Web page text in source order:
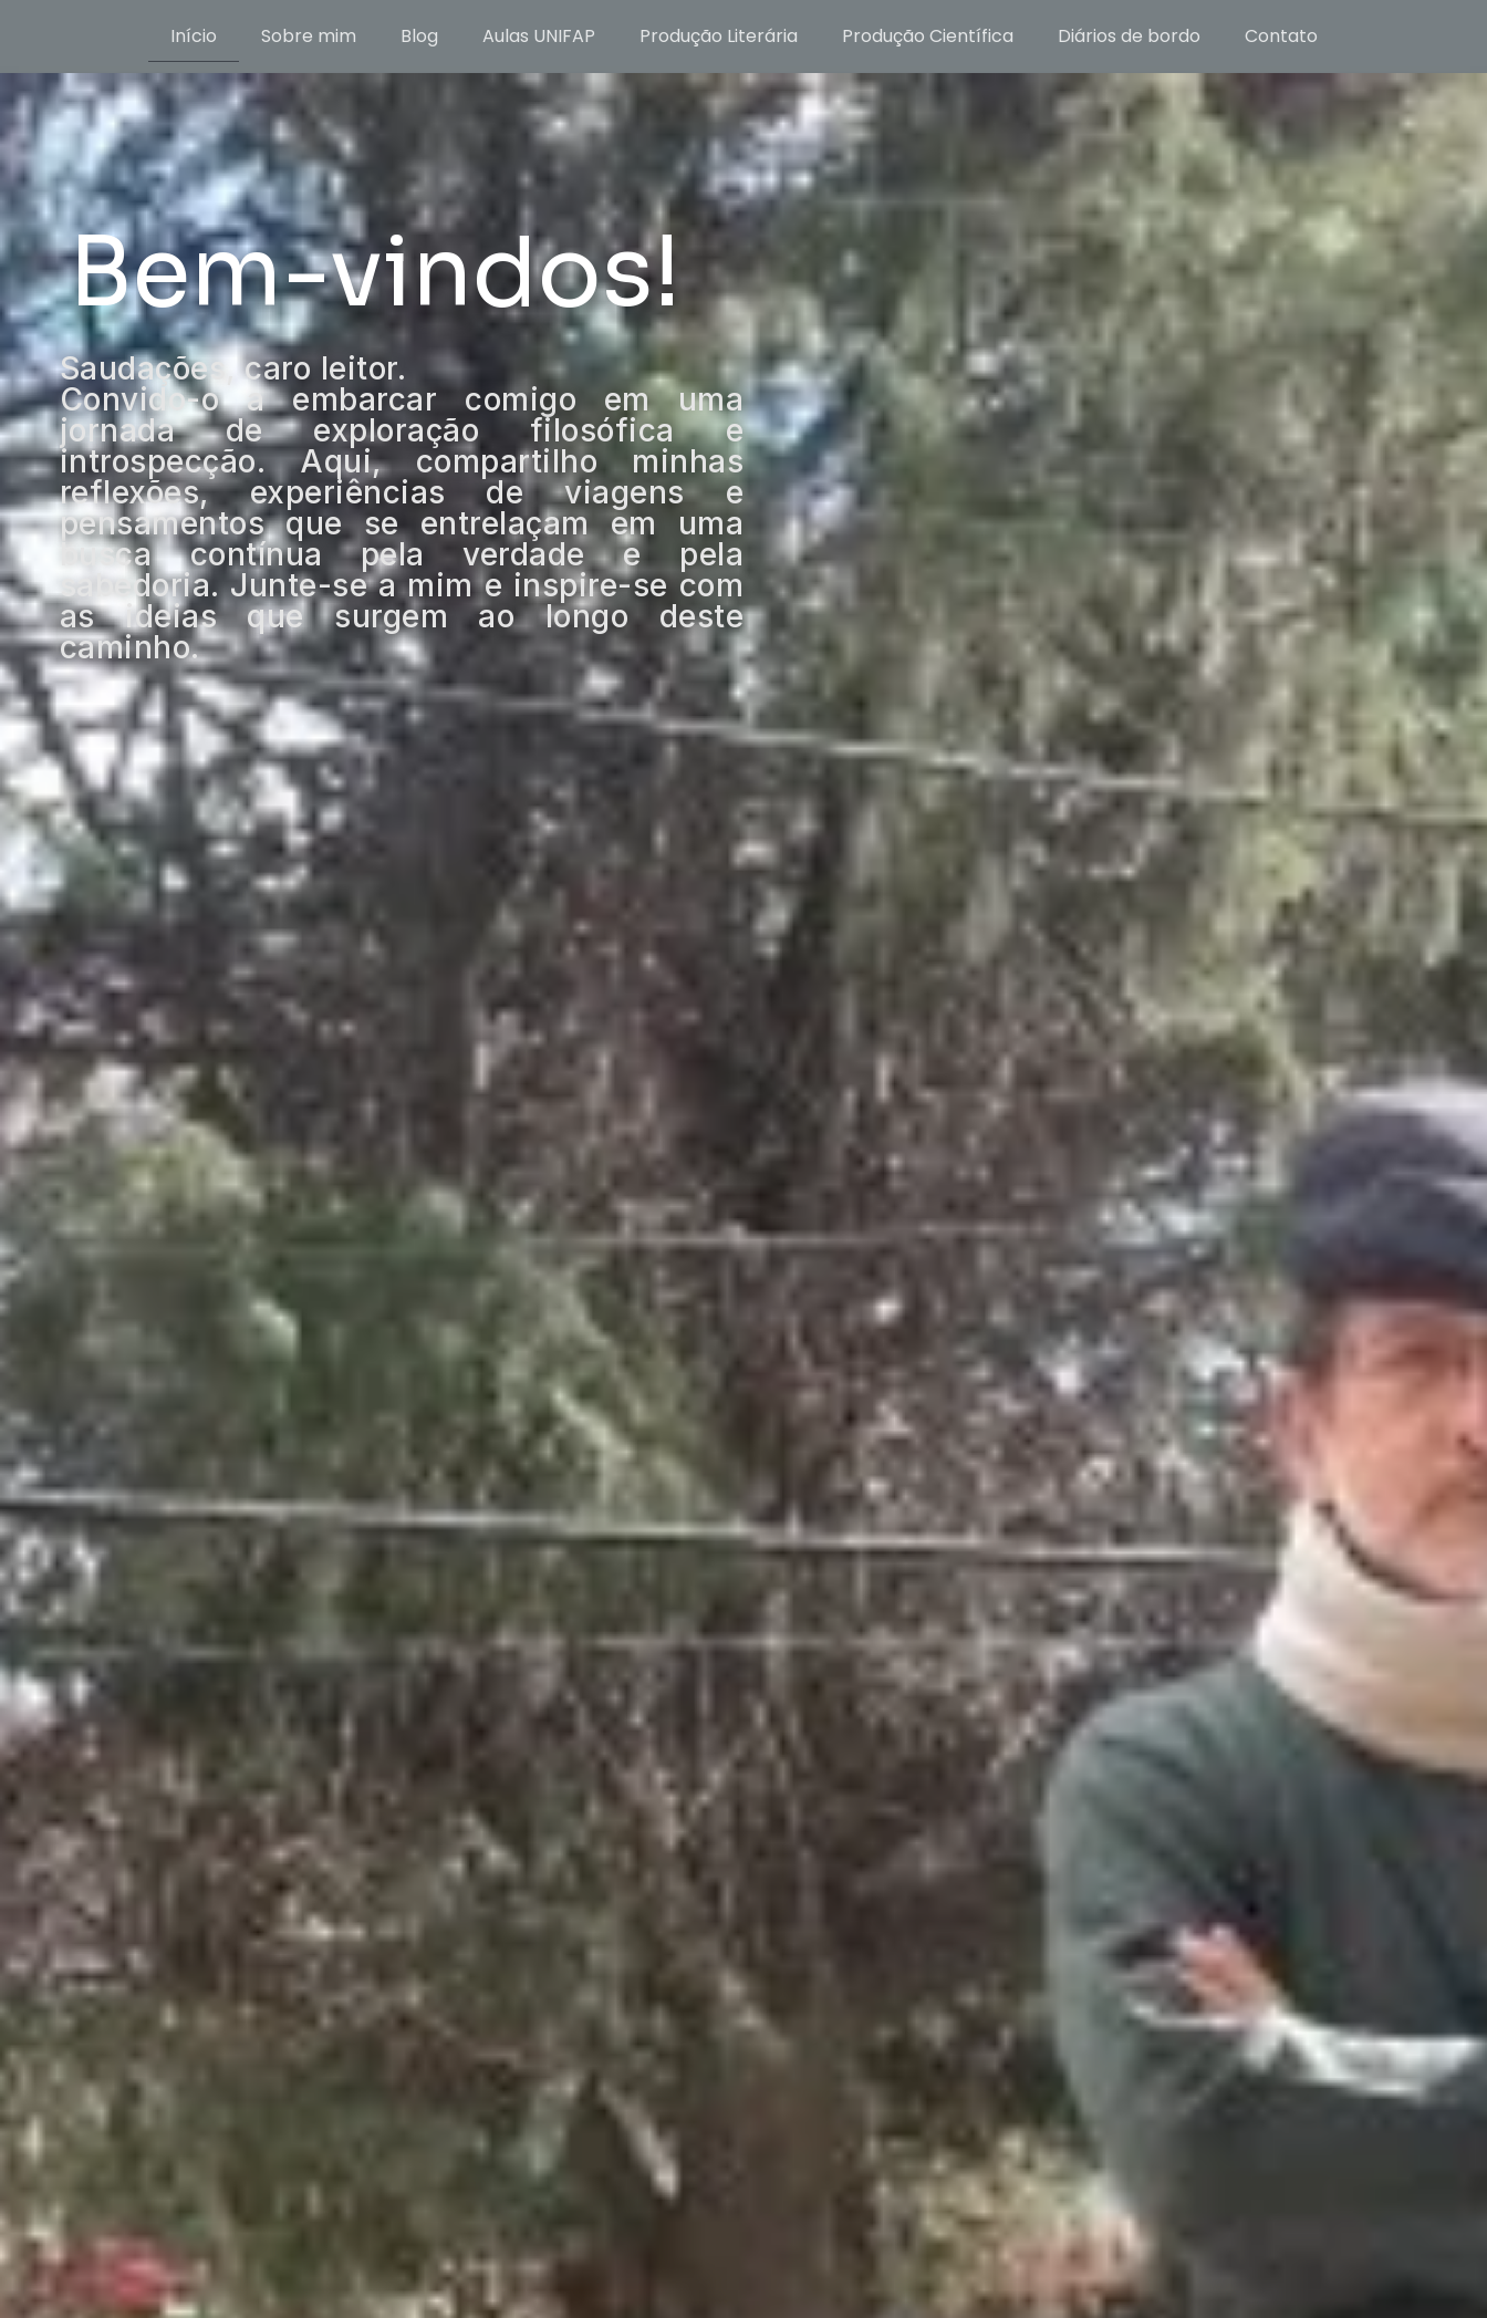
Início Sobre mim Blog Aulas UNIFAP Produção Literária Produção Científica Diários de bordo Contato
Bem-vindos!
Saudações, caro leitor.
Convido-o a embarcar comigo em uma
jornada de exploração filosófica e
introspecção. Aqui, compartilho minhas
reflexões, experiências de viagens e
pensamentos que se entrelaçam em uma
busca contínua pela verdade e pela
sabedoria. Junte-se a mim e inspire-se com
as ideias que surgem ao longo deste
caminho.